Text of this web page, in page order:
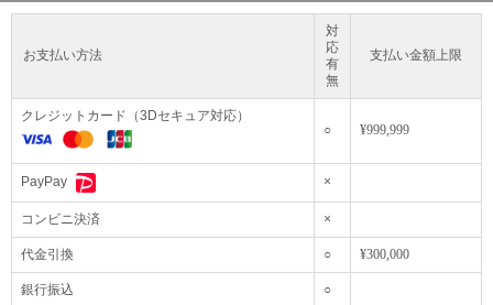
メーカーの価格改定により、お届けする商品についているタグの表示価格とサイ
ト表示価格（販売価格）が異なる場合がございます。ご購入時のサイト表示価格
配達状況などの詳細につきましては、各運送会社HPにありますお知らせをご確認
頂きますようお願い申し上げます。
お支払い方法
対
応
有
無
支払い金額上限
クレジットカード（3Dセキュア対応）
○
¥999,999
PayPay ×
コンビニ決済 ×
代金引換 ○ ¥300,000
銀行振込 ○